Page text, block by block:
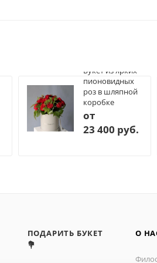
Букет из ярких
пионовидных
роз в шляпной
коробке
от
23 400 руб.
ПОДАРИТЬ БУКЕТ
💐
О